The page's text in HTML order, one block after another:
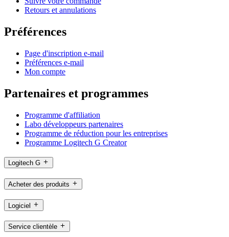
Retours et annulations
Préférences
Page d'inscription e-mail
Préférences e-mail
Mon compte
Partenaires et programmes
Programme d'affiliation
Labo développeurs partenaires
Programme de réduction pour les entreprises
Programme Logitech G Creator
Logitech G
Acheter des produits
Logiciel
Service clientèle